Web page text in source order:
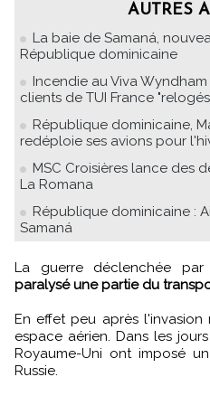
AUTRES
La baie de Samaná,
République dominicaine
Incendie au Viva
clients de TUI France
République dominicaine,
redéploie ses avions pour
MSC Croisières lance des
La Romana
République dominicaine :
Samaná
La guerre déclenchée
paralysé une partie du
En effet peu après l'invasion
espace aérien. Dans les
Royaume-Uni ont imposé
Russie.